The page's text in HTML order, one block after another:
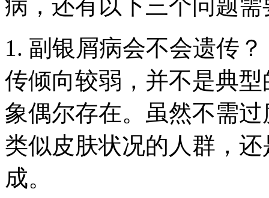
病，还有以下三个问题
1. 副银屑病会不会遗传
传倾向较弱，并不是典
象偶尔存在。虽然不需
类似皮肤状况的人群，
成。